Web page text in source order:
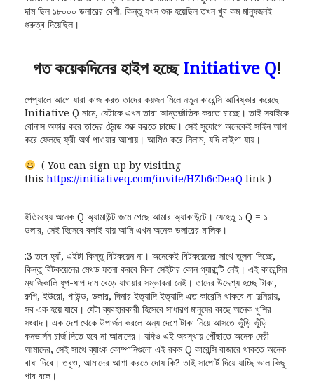
দাম ছিল ১৮০০০ ডলারের বেশী. কিন্তু যখন শুরু হয়েছিল তখন খুব কম মানুষজনই
গুরুত্ব দিয়েছিল।
গত কয়েকদিনের হাইপ হচ্ছেInitiative Q!
পেপ্যালে আগে যারা কাজ করত তাদের কয়জন মিলে নতুন কারেন্সি আবিষ্কার করেছে
Initiative Q নামে, যেটাকে এখন তারা আন্তর্জাতিক করতে চাচ্ছে। তাই সবাইকে
বোনাস অফার করে তাদের ট্রেন্ড শুরু করতে চাচ্ছে। সেই সুযোগে অনেকেই সাইন আপ
করে ফেলছে ফ্রী অর্থ পাওয়ার আশায়। আমিও করে নিলাম, যদি লাইগা যায়।
( You can sign up by visiting
this https://initiativeq.com/invite/HZb6cDeaQ link )
ইতিমধ্যে অনেক Q অ্যামাউন্ট জমে গেছে আমার অ্যাকাউন্টে। যেহেতু ১ Q = ১
ডলার, সেই হিসেবে বলাই যায় আমি এখন অনেক ডলারের মালিক।
:3 তবে হ্যাঁ, এইটা কিন্তু বিটকয়েন না। অনেকেই বিটকয়েনের সাথে তুলনা দিচ্ছে,
কিন্তু বিটকয়েনের মেথড ফলো করবে কিনা সেইটার কোন গ্যারান্টি নেই। এই কারেন্সির
ম্যাজিকালি ধুপ-ধাপ দাম বেড়ে যাওয়ার সম্ভাবনা নেই। তাদের উদ্দেশ্য হচ্ছে টাকা,
রুপি, ইউরো, পাউন্ড, ডলার, দিনার ইত্যাদি ইত্যাদি এত কারেন্সি থাকবে না দুনিয়ায়,
সব এক হয়ে যাবে। যেটা ব্যবহারকারী হিসেবে সাধারণ মানুষের কাছে অনেক খুশির
সংবাদ। এক দেশ থেকে উপার্জন করলে অন্য দেশে টাকা নিয়ে আসতে ভুঁড়ি ভুঁড়ি
কনভার্সন চার্জ দিতে হবে না আমাদের। যদিও এই অবস্থায় পৌঁছাতে অনেক দেরী
আমাদের, সেই সাথে ব্যাংক কোম্পানিগুলো এই রকম Q কারেন্সি বাজারে থাকতে অনেক
বাধা দিবে। তবুও, আমাদের আশা করতে দোষ কি? তাই সাপোর্ট দিয়ে যাচ্ছি ভাল কিছু
পাব বলে।